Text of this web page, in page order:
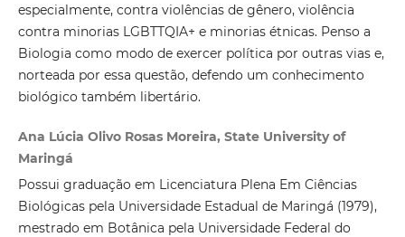
especialmente, contra violências de gênero, violência
contra minorias LGBTTQIA+ e minorias étnicas. Penso a
Biologia como modo de exercer política por outras vias e,
norteada por essa questão, defendo um conhecimento
biológico também libertário.
Ana Lúcia Olivo Rosas Moreira, State University of
Maringá
Possui graduação em Licenciatura Plena Em Ciências
Biológicas pela Universidade Estadual de Maringá (1979),
mestrado em Botânica pela Universidade Federal do